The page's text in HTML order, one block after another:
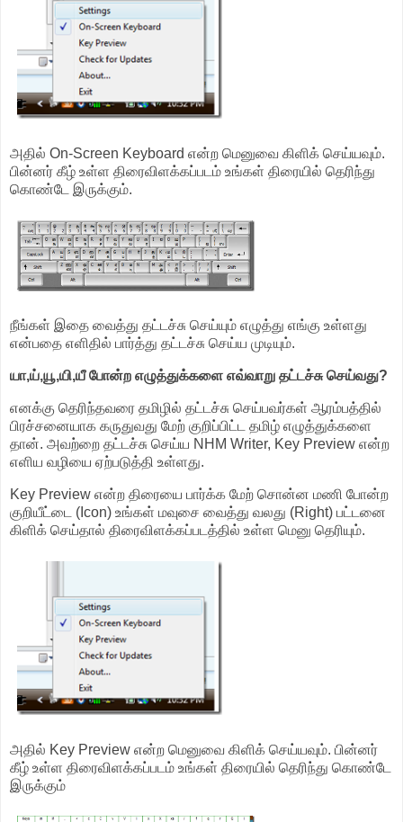
அதில் On-Screen Keyboard என்ற மெனுவை கிளிக் செய்யவும்.
பின்னர் கீழ் உள்ள திரைவிளக்கப்படம் உங்கள் திரையில் தெரிந்து
கொண்டே இருக்கும்.
நீங்கள் இதை வைத்து தட்டச்சு செய்யும் எழுத்து எங்கு உள்ளது
என்பதை எளிதில் பார்த்து தட்டச்சு செய்ய முடியும்.
யா,ய்,யூ,யி,யீ போன்ற எழுத்துக்களை எவ்வாறு தட்டச்சு செய்வது?
எனக்கு தெரிந்தவரை தமிழில் தட்டச்சு செய்பவர்கள் ஆரம்பத்தில்
பிரச்சனையாக கருதுவது மேற் குறிப்பிட்ட தமிழ் எழுத்துக்களை
தான். அவற்றை தட்டச்சு செய்ய NHM Writer, Key Preview என்ற
எளிய வழியை ஏற்படுத்தி உள்ளது.
Key Preview என்ற திரையை பார்க்க மேற் சொன்ன மணி போன்ற
குறியீட்டை (Icon) உங்கள் மவுசை வைத்து வலது (Right) பட்டனை
கிளிக் செய்தால் திரைவிளக்கப்படத்தில் உள்ள மெனு தெரியும்.
அதில் Key Preview என்ற மெனுவை கிளிக் செய்யவும். பின்னர்
கீழ் உள்ள திரைவிளக்கப்படம் உங்கள் திரையில் தெரிந்து கொண்டே
இருக்கும்